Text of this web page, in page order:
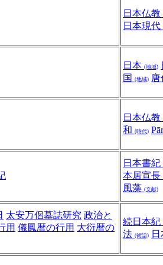
日本仏教
日本現代
日本 (地域)
国 (地域)
日本仏教
和 (時代)
日本書紀
本居宣長
風藻 (文献)
太安万侶墓誌研究 政治と
用 儀鳳暦の行用 大衍暦の
続日本紀
法 (術語)